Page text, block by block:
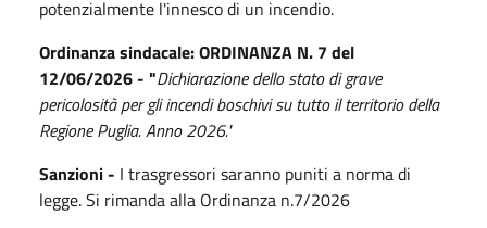
potenzialmente l'innesco di un incendio.
Ordinanza sindacale: ORDINANZA N. 7 del
12/06/2026 - "Dichiarazione dello stato di grave
pericolosità per gli incendi boschivi su tutto il territorio della
Regione Puglia. Anno 2026."
Sanzioni - I trasgressori saranno puniti a norma di
legge. Si rimanda alla Ordinanza n.7/2026